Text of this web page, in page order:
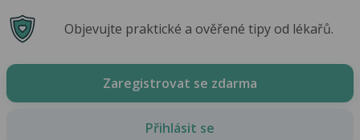
Objevujte praktické a ověřené tipy od lékařů.
Zaregistrovat se zdarma
Přihlásit se